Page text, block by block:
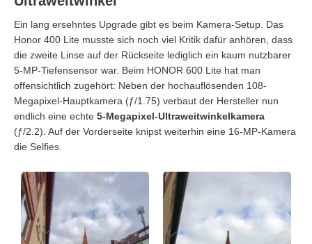
Ein lang ersehntes Upgrade gibt es beim Kamera-Setup. Das
Honor 400 Lite musste sich noch viel Kritik dafür anhören, dass
die zweite Linse auf der Rückseite lediglich ein kaum nutzbarer
5-MP-Tiefensensor war. Beim HONOR 600 Lite hat man
offensichtlich zugehört: Neben der hochauflösenden 108-
Megapixel-Hauptkamera (ƒ/1.75) verbaut der Hersteller nun
endlich eine echte 5-Megapixel-Ultraweitwinkelkamera
(ƒ/2.2). Auf der Vorderseite knipst weiterhin eine 16-MP-Kamera
die Selfies.